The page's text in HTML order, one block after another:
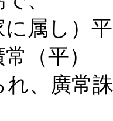
に属し）
（平）
れ、廣常